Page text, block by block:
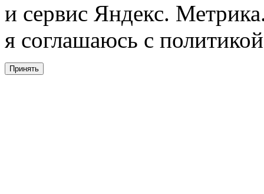
и сервис Яндекс.
я соглашаюсь с
Принять